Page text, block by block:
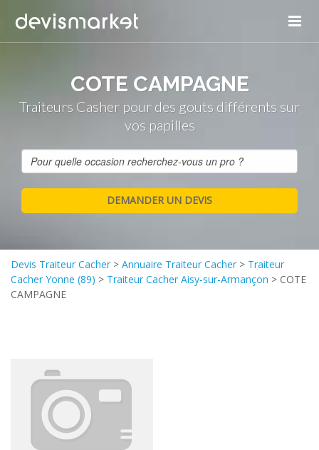
COTE CAMPAGNE
Traiteurs Casher pour des gouts différents sur
vos papilles
Devis Traiteur Cacher > Annuaire Traiteur Cacher > Traiteur
Cacher Yonne (89) > Traiteur Cacher Aisy-sur-Armançon > COTE
CAMPAGNE